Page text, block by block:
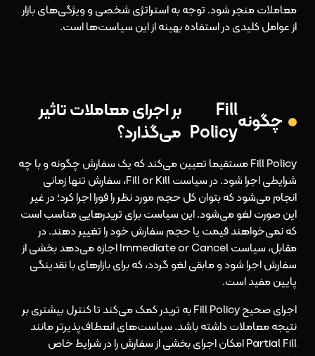
معاملات منجر شود. توجه به استراتژی شخصی و ویژگی‌های بازار
از عوامل کلیدی در استفاده بهینه از این سیاست‌ها است.
چگونهFill
Policy
بر اجرای معاملات تاثیر
می‌گذارد؟
Fill Policy مستقیما تعیین می‌کند که یک سفارش چگونه و با چه
شرایطی اجرا شود. در سیاست Fill or Kill، سفارش تنها زمانی
انجام می‌شود که بتوان کل حجم مورد نظر را فورا اجرا کرد؛ در غیر
این صورت لغو می‌شود. این سیاست برای تریدرهایی مناسب است
که نمی‌خواهند قیمت یا حجم سفارش خود را تغییر دهند. در
مقابل، سیاست Immediate or Cancel اجازه می‌دهد بخشی از
سفارش اجرا شود و مابقی لغو گردد، که برای بازارهای با نقدینگی
پایین مفید است.
اجرای صحیح Fill Policy به تریدر کمک می‌کند تا کنترل بیشتری بر
نتیجه معاملات داشته باشد. سیاست‌های انعطاف‌پذیرتر مانند
Partial Fill امکان اجرای بخشی از سفارش را در شرایط خاص